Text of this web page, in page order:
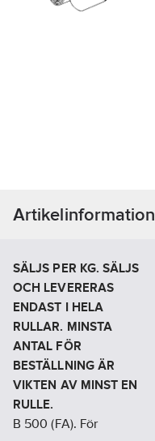
Artikelinformation
SÄLJS PER KG. SÄLJS
OCH LEVERERAS
ENDAST I HELA
RULLAR. MINSTA
ANTAL FÖR
BESTÄLLNING ÄR
VIKTEN AV MINST EN
RULLE.
B 500 (FA). För